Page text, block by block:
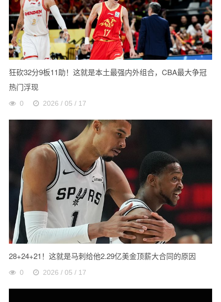
狂砍32分9板11助！这就是本土最强内外组合，CBA最大争冠
热门浮现
0 2026 / 05 / 17
28+24+21！这就是马刺给他2.29亿美金顶薪大合同的原因
0 2026 / 05 / 17